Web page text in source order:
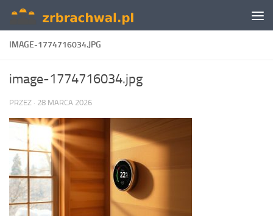
Skip to content
IMAGE-1774716034.JPG
image-1774716034.jpg
PRZEZ · 28 MARCA 2026